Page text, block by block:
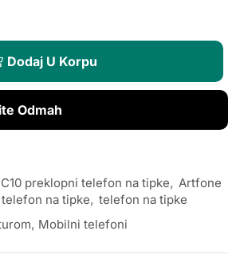
Dodaj U Korpu
Odmah
preklopni telefon na tipke, Artfone
na tipke, telefon na tipke
, Mobilni telefoni